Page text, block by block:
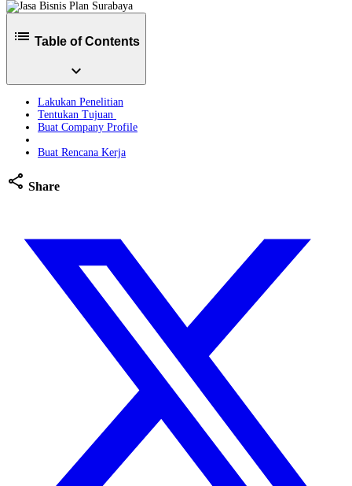
list Table of Contents
expand_more
Lakukan Penelitian
Tentukan Tujuan
Buat Company Profile
Buat Rencana Kerja
share Share